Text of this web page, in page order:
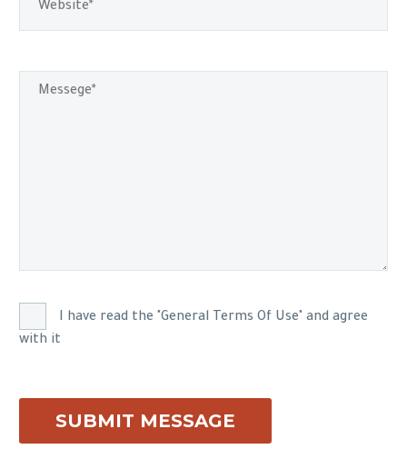
I have read the "General Terms Of Use" and agree
with it